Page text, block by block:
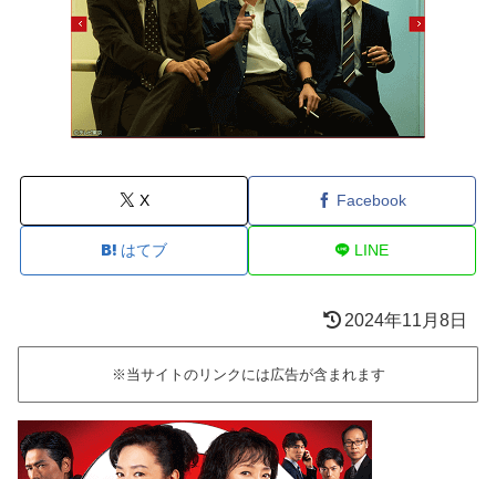
X Facebook
はてブ LINE
2024年11月8日
※当サイトのリンクには広告が含まれます